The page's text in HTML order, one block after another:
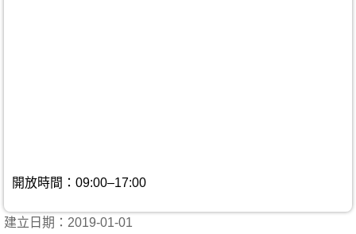
開放時間：09:00–17:00
建立日期：2019-01-01